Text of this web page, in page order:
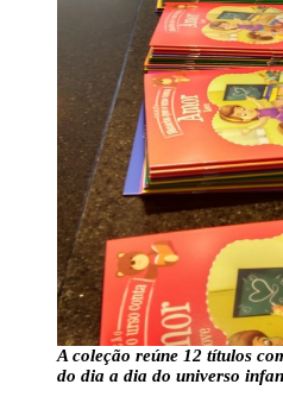
A coleção reúne 12 títulos
do dia a dia do universo